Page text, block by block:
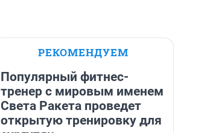
РЕКОМЕНДУЕМ
Популярный фитнес-
тренер с мировым именем
Света Ракета проведет
открытую тренировку для